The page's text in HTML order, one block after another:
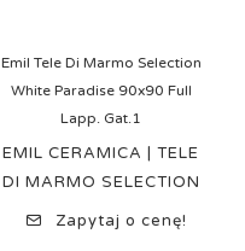
Emil Tele Di Marmo Selection
White Paradise 90x90 Full
Lapp. Gat.1
EMIL CERAMICA | TELE
DI MARMO SELECTION
Zapytaj o cenę!